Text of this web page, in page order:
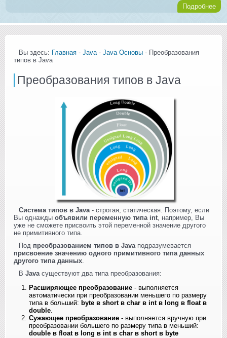
Подробнее
Вы здесь: Главная - Java- Java Основы - Преобразования
типов в Java
Преобразования типов в Java
Система типов в Java- строгая, статическая. Поэтому, если
Вы однажды объявили переменную типа int, например, Вы
уже не сможете присвоить этой переменной значение другого
не примитивного типа.
Под преобразованием типов в Javaподразумевается
присвоение значению одного примитивного типа данных
другого типа данных.
В Javaсуществуют два типа преобразования:
Расширяющее преобразование - выполняется
автоматически при преобразовании меньшего по размеру
типа в больший: byte в short в char в int в long в float в
double.
Сужающее преобразование - выполняется вручную при
преобразовании большего по размеру типа в меньший:
double в float в long в int в char в short в byte